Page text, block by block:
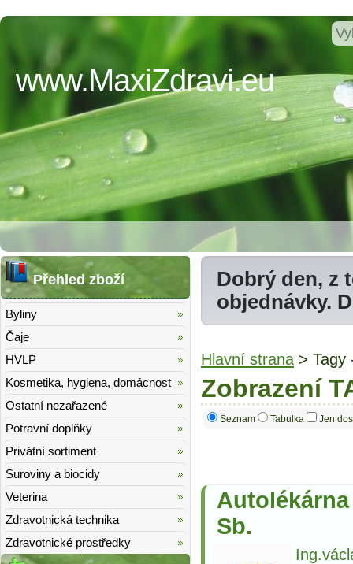
www.MaxiZdravi.eu
Dobrý den, z
objednávky.
Hlavní strana >
Zobrazení
Seznam Tabulka Jen
Sb.
Přehled zboží
Byliny
Čaje
HVLP
Kosmetika, hygiena, domácnost
Ostatní nezařazené
Potravní doplňky
Privátní sortiment
Suroviny a biocidy
Veterina
Zdravotnická technika
Zdravotnické prostředky